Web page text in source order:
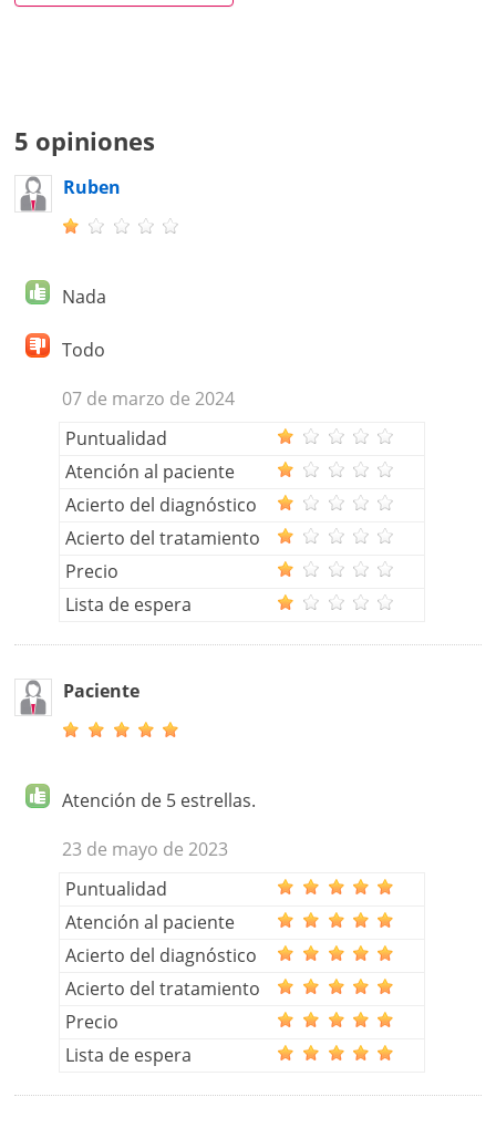
5 opiniones
Ruben
Nada
Todo
07 de marzo de 2024
Puntualidad
Atención al paciente
Acierto del diagnóstico
Acierto del tratamiento
Precio
Lista de espera
Paciente
Atención de 5 estrellas.
23 de mayo de 2023
Puntualidad
Atención al paciente
Acierto del diagnóstico
Acierto del tratamiento
Precio
Lista de espera